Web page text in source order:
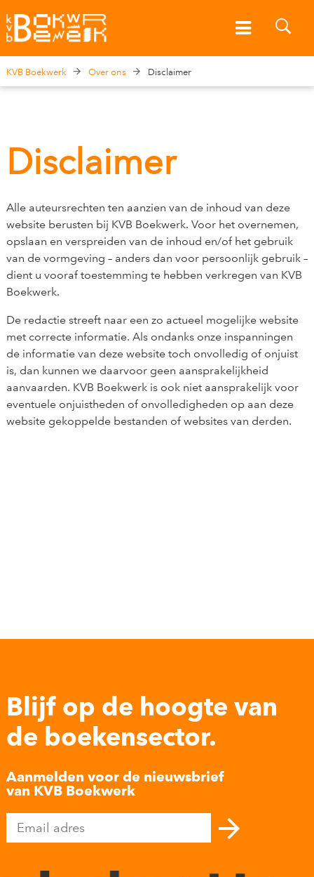
KVB Boekwerk Over ons Disclaimer
Disclaimer
Alle auteursrechten ten aanzien van de inhoud van deze
website berusten bij KVB Boekwerk. Voor het overnemen,
opslaan en verspreiden van de inhoud en/of het gebruik
van de vormgeving – anders dan voor persoonlijk gebruik –
dient u vooraf toestemming te hebben verkregen van KVB
Boekwerk.
De redactie streeft naar een zo actueel mogelijke website
met correcte informatie. Als ondanks onze inspanningen
de informatie van deze website toch onvolledig of onjuist
is, dan kunnen we daarvoor geen aansprakelijkheid
aanvaarden. KVB Boekwerk is ook niet aansprakelijk voor
eventuele onjuistheden of onvolledigheden op aan deze
website gekoppelde bestanden of websites van derden.
Blijf op de hoogte van
de boekensector.
Aanmelden voor de nieuwsbrief
van KVB Boekwerk